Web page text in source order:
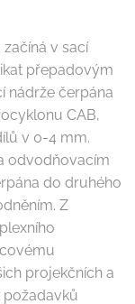
v sací
přepadovým
nádrže čerpána
CAB,
v 0-4 mm.
odvodňovacím
do druhého
Z
projekčních a